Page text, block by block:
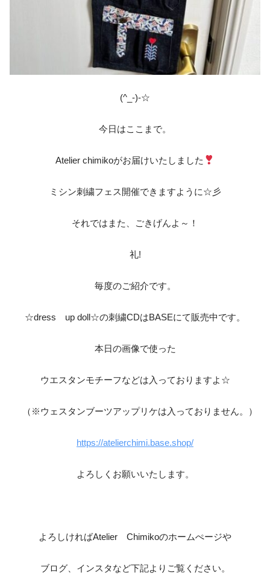
(^_-)-☆
今日はここまで。
Atelier chimikoがお届けいたしました
ミシン刺繍フェス開催できますように☆彡
それではまた、ごきげんよ～！
‎礼!‎
毎度のご紹介です。
☆dress up doll☆の刺繍CDはBASEにて販売中です。
本日の画像で使った
ウエスタンモチーフなどは入っておりますよ☆
（※ウェスタンブーツアップリケは入っておりません。）
https://atelierchimi.base.shop/
よろしくお願いいたします。
よろしければAtelier Chimikoのホームぺージや
ブログ、インスタなど下記よりご覧ください。